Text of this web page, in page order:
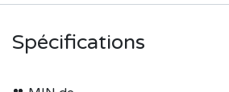
Spécifications